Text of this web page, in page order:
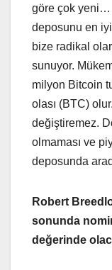
göre çok yeni…
deposunu en
bize radikal
sunuyor.
milyon Bitcoin
olası (BTC)
değiştiremez.
olmaması ve
deposunda
Robert
sonunda
değerinde